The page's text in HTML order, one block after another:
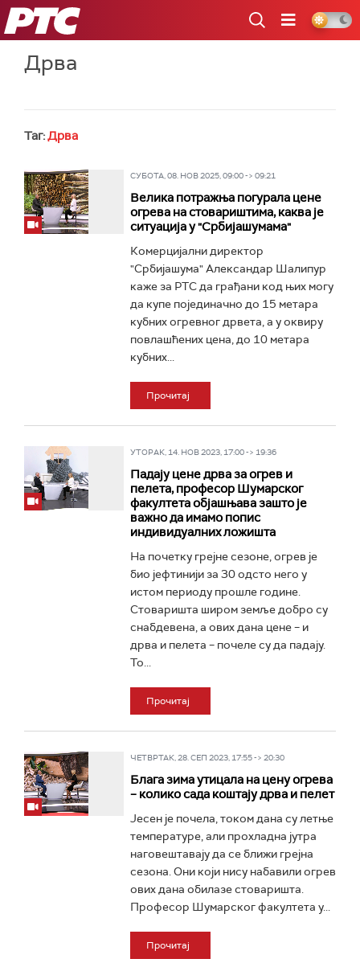
РТС
Дрва
Таг:Дрва
СУБОТА, 08. НОВ 2025, 09:00 -> 09:21
Велика потражња погурала цене
огрева на стовариштима, каква је
ситуација у "Србијашумама"
Комерцијални директор
"Србијашума" Александар Шалипур
каже за РТС да грађани код њих могу
да купе појединачно до 15 метара
кубних огревног дрвета, а у оквиру
повлашћених цена, до 10 метара
кубних...
Прочитај
УТОРАК, 14. НОВ 2023, 17:00 -> 19:36
Падају цене дрва за огрев и
пелета, професор Шумарског
факултета објашњава зашто је
важно да имамо попис
индивидуалних ложишта
На почетку грејне сезоне, огрев је
био јефтинији за 30 одсто него у
истом периоду прошле године.
Стоваришта широм земље добро су
снабдевена, а ових дана цене – и
дрва и пелета – почеле су да падају.
То...
Прочитај
ЧЕТВРТАК, 28. СЕП 2023, 17:55 -> 20:30
Блага зима утицала на цену огрева
– колико сада коштају дрва и пелет
Јесен је почела, током дана су летње
температуре, али прохладна јутра
наговештавају да се ближи грејна
сезона. Они који нису набавили огрев
ових дана обилазе стоваришта.
Професор Шумарског факултета у...
Прочитај